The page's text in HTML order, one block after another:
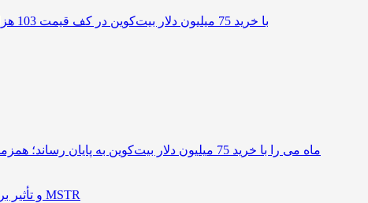
استراتژی (Strategy) ماه می را با خرید 75 میلیون دلار بیت‌کوین به پایان رساند؛ همزمان با کاهش قیمت به 103 هزار دلار
فروش سهام توسط مدیر Strategy و تأثیر بر قیمت سهم MSTR